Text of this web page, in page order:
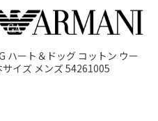
ハート＆ドッグ コットン ウー
サイズ メンズ 54261005